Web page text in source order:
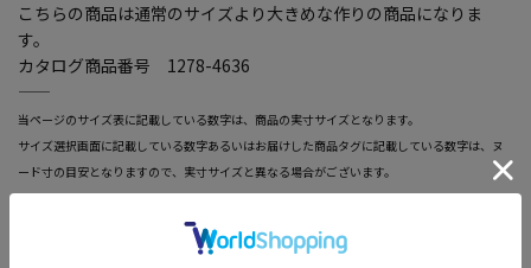
こちらの商品は通常のサイズより大きめな作りの商品になりま
す。
カタログ商品番号 1278-4636
―――――――――――――――――――――――
当ページのサイズ表に記載している数字は、商品の実寸サイズとなります。
サイズ選択画面に記載している数字あるいはお届けした商品タグに記載している数字は、ヌ
ード寸の目安となりますので、実寸サイズと異なる場合がございます。
―――――――――――――――――――――――